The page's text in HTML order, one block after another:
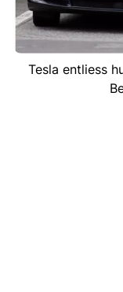
Tesla entliess